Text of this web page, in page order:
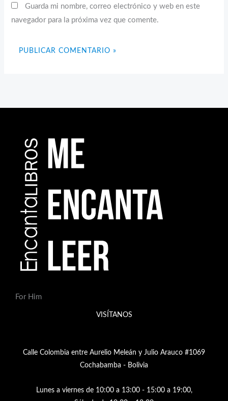
Guarda mi nombre, correo electrónico y web en este
navegador para la próxima vez que comente.
For Him
VISÍTANOS
Calle Colombia entre Aurelio Meleán y Julio Arauco #1069
Cochabamba - Bolivia
Lunes a viernes de 10:00 a 13:00 - 15:00 a 19:00,